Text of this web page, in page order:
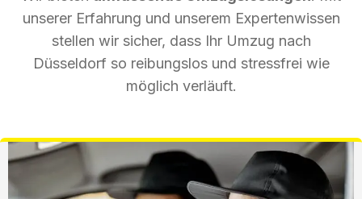
unserer Erfahrung und unserem Expertenwissen
stellen wir sicher, dass Ihr Umzug nach
Düsseldorf so reibungslos und stressfrei wie
möglich verläuft.